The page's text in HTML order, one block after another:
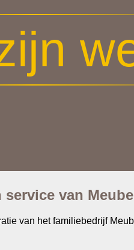
van
van het familiebedrijf